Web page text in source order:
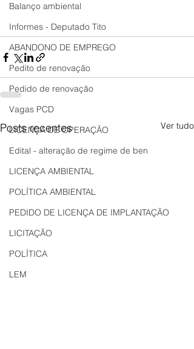
Balanço ambiental
Informes - Deputado Tito
ABANDONO DE EMPREGO
Pedito de renovação
Pedido de renovação
Vagas PCD
LICENÇA DE OPERAÇÃO
Edital - alteração de regime de ben
LICENÇA AMBIENTAL
POLÍTICA AMBIENTAL
PEDIDO DE LICENÇA DE IMPLANTAÇÃO
LICITAÇÃO
POLÍTICA
LEM
Posts recentes Ver tudo